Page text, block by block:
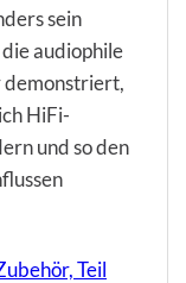
sein
audiophile
demonstriert,
HiFi-
und so den
Teil